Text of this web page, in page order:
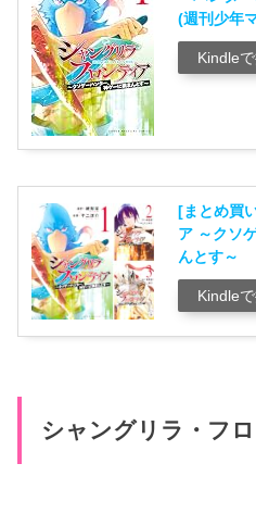
(週刊少年
Kindle
[まとめ買
ア ～クソ
んとす～
Kindle
シャングリラ・フ